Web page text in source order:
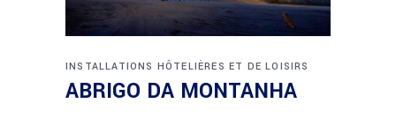
INSTALLATIONS HÔTELIÈRES ET DE LOISIRS
ABRIGO DA MONTANHA